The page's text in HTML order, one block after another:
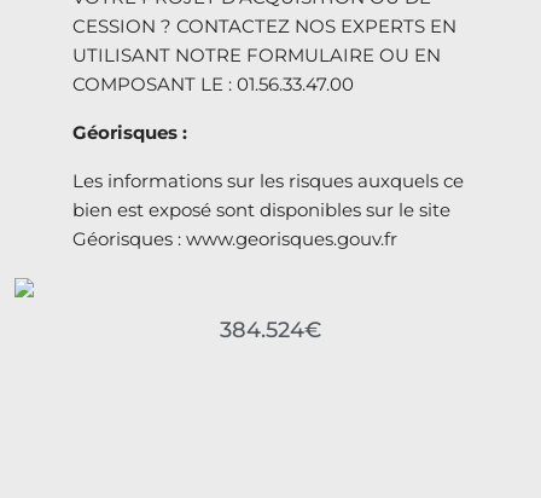
CESSION ? CONTACTEZ NOS EXPERTS EN
UTILISANT NOTRE FORMULAIRE OU EN
COMPOSANT LE : 01.56.33.47.00
Géorisques :
Les informations sur les risques auxquels ce
bien est exposé sont disponibles sur le site
Géorisques : www.georisques.gouv.fr
384.524€